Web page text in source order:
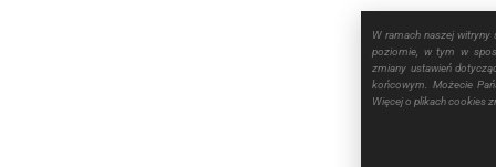
W ramach naszej witryny
poziomie, w tym w
zmiany ustawień
końcowym. Możecie
Więcej o plikach cookies